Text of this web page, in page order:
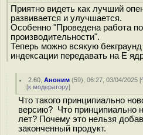
Приятно видеть как лучший
развивается и улучшается.
Особенно "Проведена работа
производительности".
Теперь можно всякую
индексации передавать на E
2.60 ,Аноним (59), 06:27, 03/04/2025 [
[к модератору]
Что такого принципиально
версию? Что принципиально
лет? Почему это нельзя
законченный продукт.